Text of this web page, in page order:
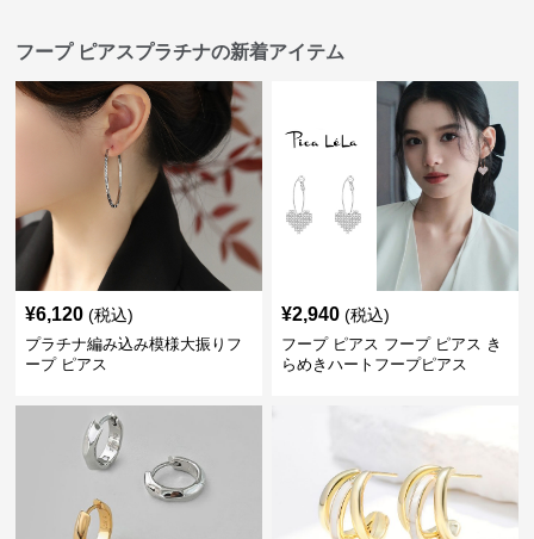
フープ ピアスプラチナの新着アイテム
¥6,120 (税込)
プラチナ編み込み模様大振りフ
ープ ピアス
¥2,940 (税込)
フープ ピアス フープ ピアス き
らめきハートフープピアス